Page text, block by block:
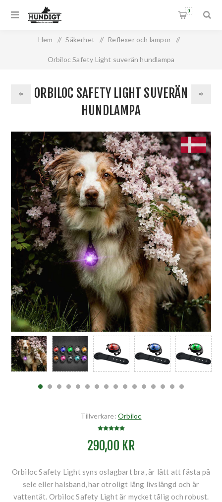
0
Hem / Säkerhet / Reflexer och lampor /
Orbiloc Safety Light suverän hundlampa
ORBILOC SAFETY LIGHT SUVERÄN
HUNDLAMPA
Tillverkare: Orbiloc
290,00 KR
Orbiloc Safety Light syns oslagbart bra, är lätt att fästa på
sele eller halsband, har otroligt lång livslängd och är
vattentät. Orbiloc Safety Light är mycket tålig och robust.